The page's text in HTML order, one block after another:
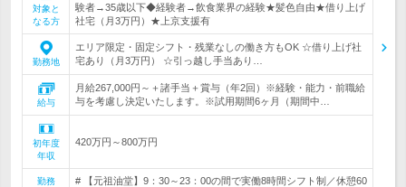
対象と
なる方
験者→35歳以下◆経験者→飲食業界の経験★髪色自由★借り上げ
社宅（月3万円）★上京支援有
勤務地
エリア限定・固定シフト・残業なしの働き方もOK ☆借り上げ社
宅あり（月3万円） ☆引っ越し手当あり…
給与
月給267,000円～＋諸手当＋賞与（年2回）※経験・能力・前職給
与を考慮し決定いたします。※試用期間6ヶ月（期間中…
初年度
年収
420万円～800万円
勤務
# 【元祖油堂】9：30～23：00の間で実働8時間シフト制／休憩60